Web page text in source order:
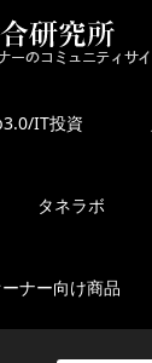
IT投資
タネラボ
ナー向け商品